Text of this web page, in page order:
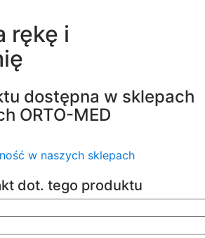
rękę i
dostępna w sklepach
ORTO-MED
w naszych sklepach
dot. tego produktu